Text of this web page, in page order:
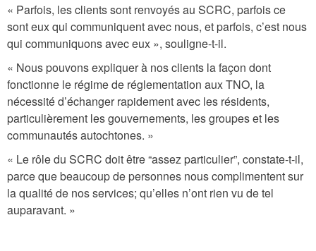
« Parfois, les clients sont renvoyés au SCRC, parfois ce
sont eux qui communiquent avec nous, et parfois, c’est nous
qui communiquons avec eux », souligne-t-il.
« Nous pouvons expliquer à nos clients la façon dont
fonctionne le régime de réglementation aux TNO, la
nécessité d’échanger rapidement avec les résidents,
particulièrement les gouvernements, les groupes et les
communautés autochtones. »
« Le rôle du SCRC doit être “assez particulier”, constate-t-il,
parce que beaucoup de personnes nous complimentent sur
la qualité de nos services; qu’elles n’ont rien vu de tel
auparavant. »